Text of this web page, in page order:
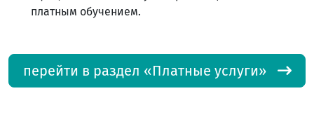
платным обучением.
перейти в раздел «Платные услуги»